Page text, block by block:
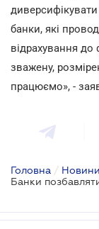
банки, які
відрахування до
зважену,
працюємо», -
Головна / Новини